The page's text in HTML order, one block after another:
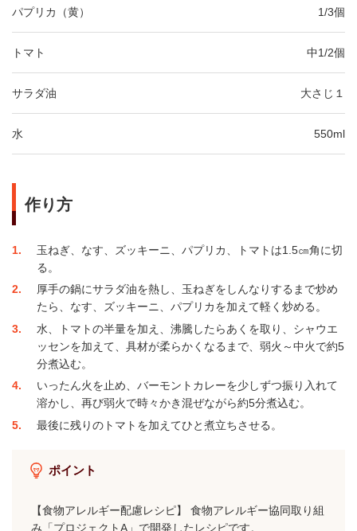
パプリカ（黄） 1/3個
トマト 中1/2個
サラダ油 大さじ１
水 550ml
作り方
1
玉ねぎ、なす、ズッキーニ、パプリカ、トマトは1.5㎝角に切
る。
2
厚手の鍋にサラダ油を熱し、玉ねぎをしんなりするまで炒め
たら、なす、ズッキーニ、パプリカを加えて軽く炒める。
3
水、トマトの半量を加え、沸騰したらあくを取り、シャウエ
ッセンを加えて、具材が柔らかくなるまで、弱火～中火で約5
分煮込む。
4
いったん火を止め、バーモントカレーを少しずつ振り入れて
溶かし、再び弱火で時々かき混ぜながら約5分煮込む。
5
最後に残りのトマトを加えてひと煮立ちさせる。
ポイント
【食物アレルギー配慮レシピ】 食物アレルギー協同取り組
み「プロジェクトA」で開発したレシピです。